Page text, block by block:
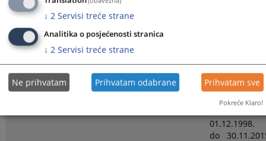
Radno iskustvo u pravosuđu:
Sudija
Općinskog
suda u
01.12.1998.
do
↓ 2 Servisi treće strane
Analitika o posjećenosti stranica
↓ 2 Servisi treće strane
Ne prihvatam Prihvatam odabrane Prihvatam sve
Pokreće Klaro!